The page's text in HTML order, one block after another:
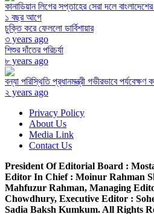
কানাডিয়ান লিগের সপ্তাহের সেরা দলে
১ বছর আগে
চুক্তি করে ফেললো ডার্বিশায়ার
৩ years ago
শিশুর দাঁতের পরিচর্যা
৮ years ago
বন্যা পরিস্থিতি প্রধানমন্ত্রী গভীরভাবে পর্যবেক্ষণ
২ years ago
Privacy Policy
About Us
Media Link
Contact Us
President Of Editorial Board :
Editor In Chief : Moinur Rahman
Mahfuzur Rahman, Managing
Chowdhury, Executive Editor :
Sadia Baksh Kumkum. All Rights